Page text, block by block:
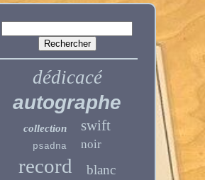
dédicacé
autographe
collection swift
psadna noir
record blanc